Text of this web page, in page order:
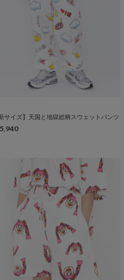
新サイズ】天国と地獄総柄スウェットパンツ